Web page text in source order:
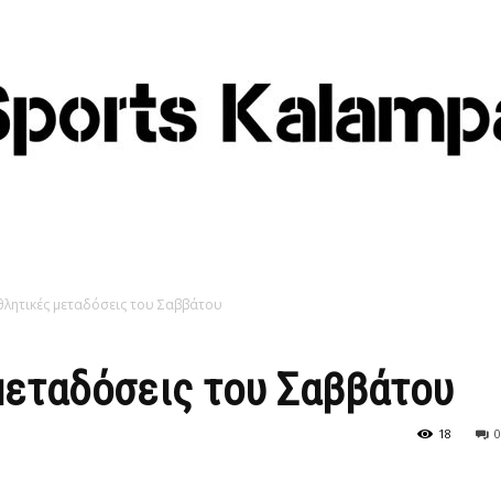
μεταδόσεις του Σαββάτου
του Σαββάτου
0
18